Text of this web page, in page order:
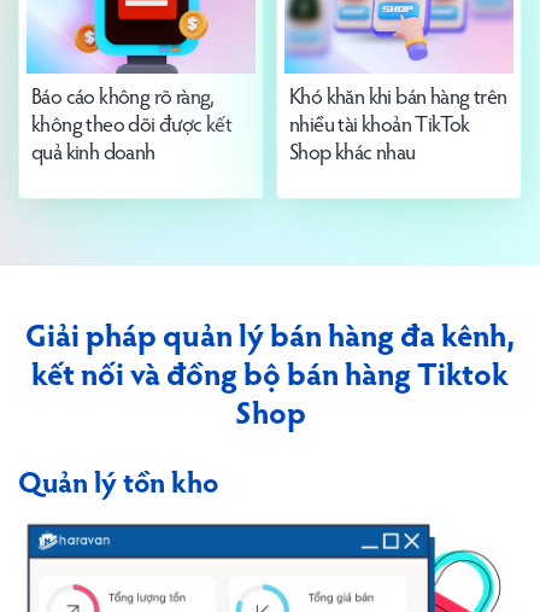
Báo cáo không rõ ràng,
không theo dõi được kết
quả kinh doanh
Khó khăn khi bán hàng trên
nhiều tài khoản TikTok
Shop khác nhau
Giải pháp quản lý bán hàng đa kênh,
kết nối và đồng bộ bán hàng Tiktok
Shop
Quản lý tồn kho